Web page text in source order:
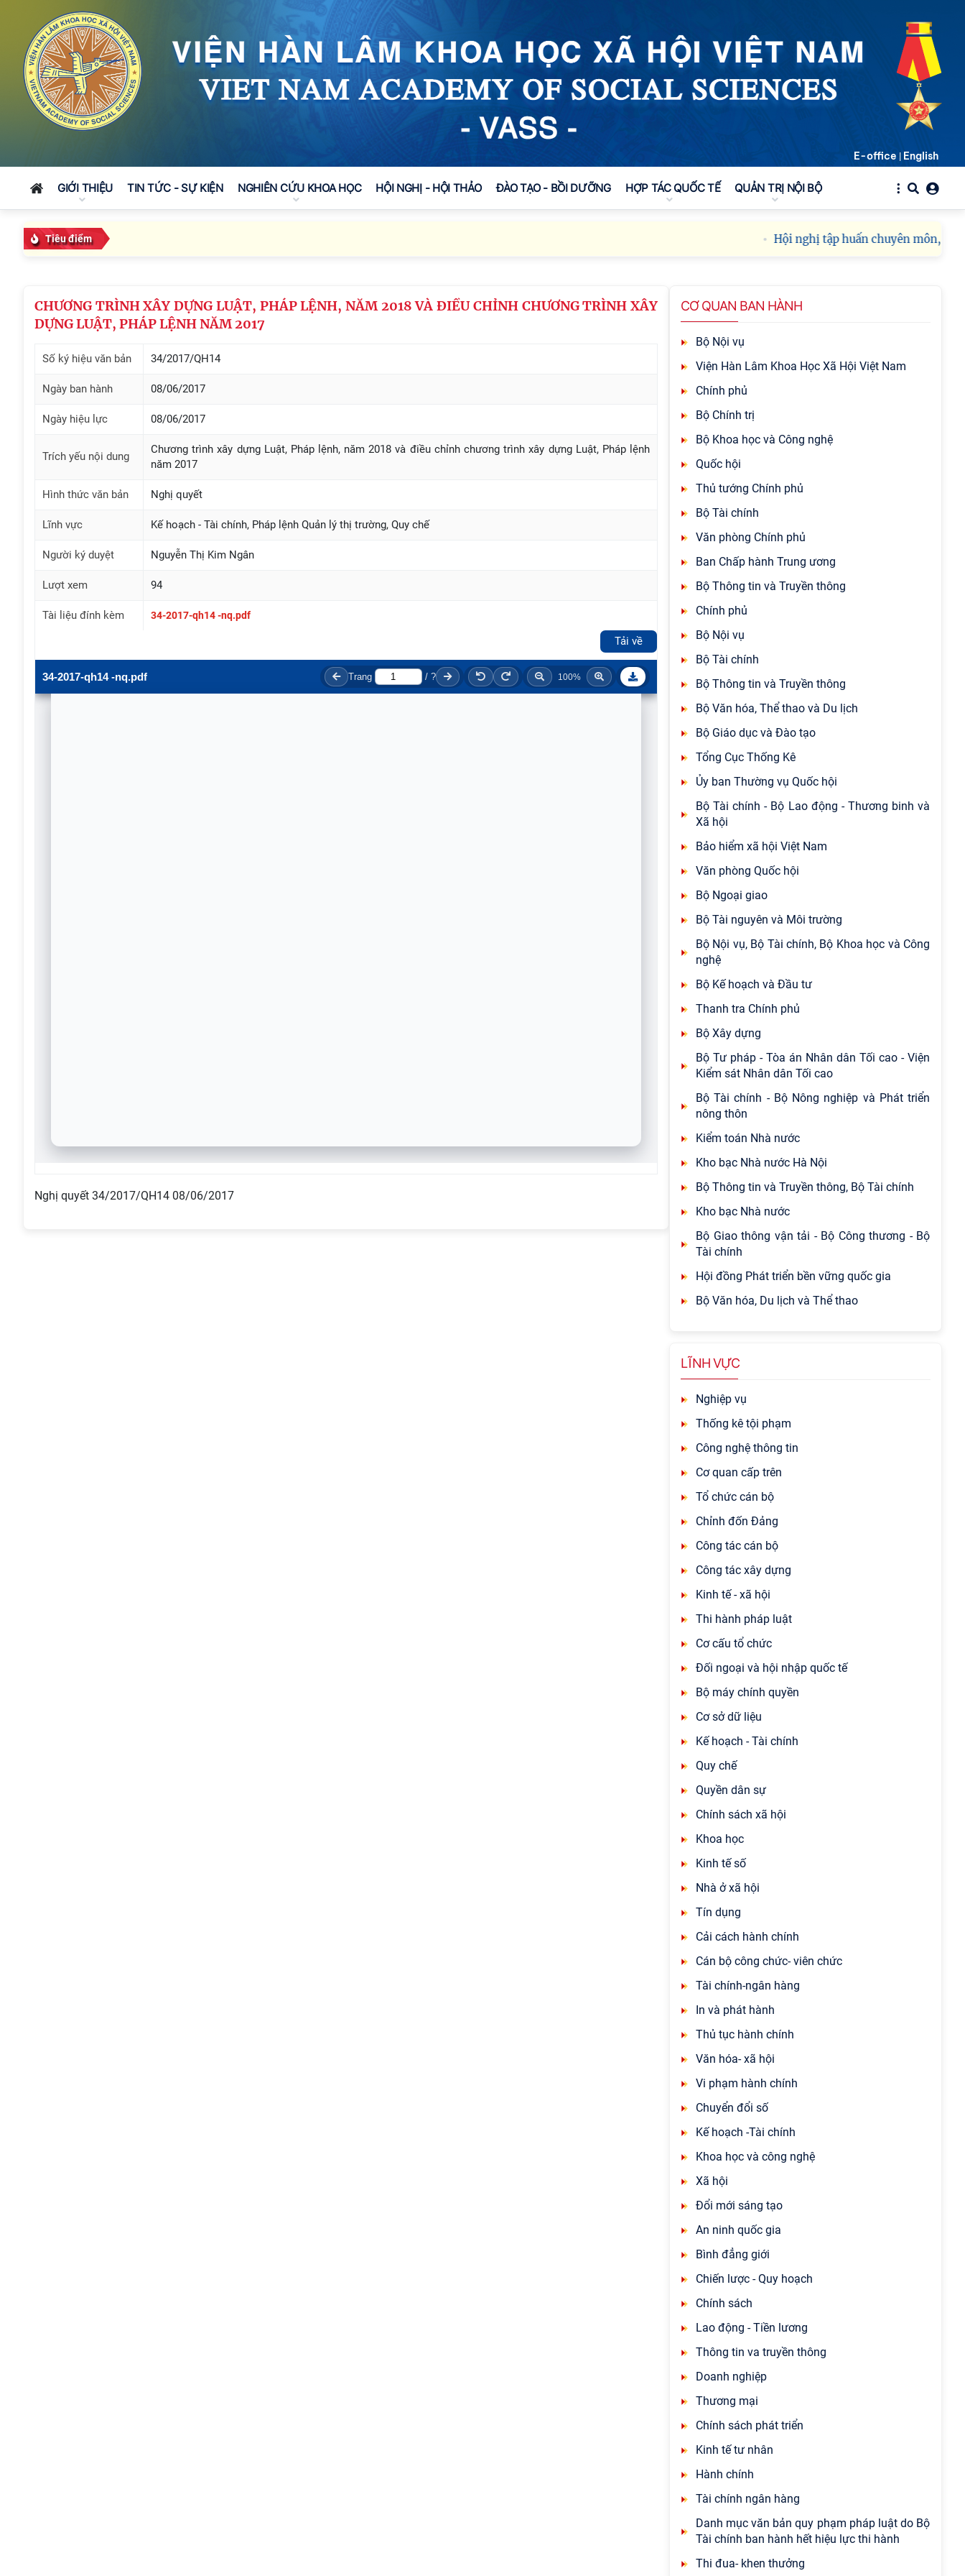
E-office | English
GIỚI THIỆU TIN TỨC - SỰ KIỆN NGHIÊN CỨU KHOA HỌC HỘI NGHỊ - HỘI THẢO ĐÀO TẠO - BỒI DƯỠNG HỢP TÁC QUỐC TẾ QUẢN TRỊ NỘI BỘ
Tiêu điểm Hội nghị tập huấn chuyên môn,
CHƯƠNG TRÌNH XÂY DỰNG LUẬT, PHÁP LỆNH, NĂM 2018 VÀ ĐIỀU CHỈNH CHƯƠNG TRÌNH XÂY
DỰNG LUẬT, PHÁP LỆNH NĂM 2017
Số ký hiệu văn bản 34/2017/QH14
Ngày ban hành 08/06/2017
Ngày hiệu lực 08/06/2017
Trích yếu nội dung
Chương trình xây dựng Luật, Pháp lệnh, năm 2018 và điều chỉnh chương trình xây dựng Luật, Pháp lệnh
năm 2017
Hình thức văn bản Nghị quyết
Lĩnh vực Kế hoạch - Tài chính, Pháp lệnh Quản lý thị trường, Quy chế
Người ký duyệt Nguyễn Thị Kim Ngân
Lượt xem 94
Tài liệu đính kèm 34-2017-qh14 -nq.pdf
Tải về
Nghị quyết 34/2017/QH14 08/06/2017
CƠ QUAN BAN HÀNH
Bộ Nội vụ
Viện Hàn Lâm Khoa Học Xã Hội Việt Nam
Chính phủ
Bộ Chính trị
Bộ Khoa học và Công nghệ
Quốc hội
Thủ tướng Chính phủ
Bộ Tài chính
Văn phòng Chính phủ
Ban Chấp hành Trung ương
Bộ Thông tin và Truyền thông
Chính phủ
Bộ Nội vụ
Bộ Tài chính
Bộ Thông tin và Truyền thông
Bộ Văn hóa, Thể thao và Du lịch
Bộ Giáo dục và Đào tạo
Tổng Cục Thống Kê
Ủy ban Thường vụ Quốc hội
Bộ Tài chính - Bộ Lao động - Thương binh và
Xã hội
Bảo hiểm xã hội Việt Nam
Văn phòng Quốc hội
Bộ Ngoại giao
Bộ Tài nguyên và Môi trường
Bộ Nội vụ, Bộ Tài chính, Bộ Khoa học và Công
nghệ
Bộ Kế hoạch và Đầu tư
Thanh tra Chính phủ
Bộ Xây dựng
Bộ Tư pháp - Tòa án Nhân dân Tối cao - Viện
Kiểm sát Nhân dân Tối cao
Bộ Tài chính - Bộ Nông nghiệp và Phát triển
nông thôn
Kiểm toán Nhà nước
Kho bạc Nhà nước Hà Nội
Bộ Thông tin và Truyền thông, Bộ Tài chính
Kho bạc Nhà nước
Bộ Giao thông vận tải - Bộ Công thương - Bộ
Tài chính
Hội đồng Phát triển bền vững quốc gia
Bộ Văn hóa, Du lịch và Thể thao
LĨNH VỰC
Nghiệp vụ
Thống kê tội phạm
Công nghệ thông tin
Cơ quan cấp trên
Tổ chức cán bộ
Chỉnh đốn Đảng
Công tác cán bộ
Công tác xây dựng
Kinh tế - xã hội
Thi hành pháp luật
Cơ cấu tổ chức
Đối ngoại và hội nhập quốc tế
Bộ máy chính quyền
Cơ sở dữ liệu
Kế hoạch - Tài chính
Quy chế
Quyền dân sự
Chính sách xã hội
Khoa học
Kinh tế số
Nhà ở xã hội
Tín dụng
Cải cách hành chính
Cán bộ công chức- viên chức
Tài chính-ngân hàng
In và phát hành
Thủ tục hành chính
Văn hóa- xã hội
Vi phạm hành chính
Chuyển đổi số
Kế hoạch -Tài chính
Khoa học và công nghệ
Xã hội
Đổi mới sáng tạo
An ninh quốc gia
Bình đẳng giới
Chiến lược - Quy hoạch
Chính sách
Lao động - Tiền lương
Thông tin va truyền thông
Doanh nghiệp
Thương mại
Chính sách phát triển
Kinh tế tư nhân
Hành chính
Tài chính ngân hàng
Danh mục văn bản quy phạm pháp luật do Bộ
Tài chính ban hành hết hiệu lực thi hành
Thi đua- khen thưởng